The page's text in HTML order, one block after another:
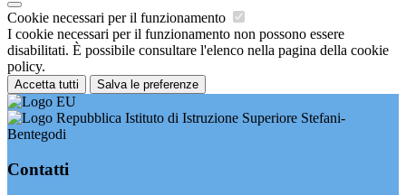
Cookie necessari per il funzionamento
I cookie necessari per il funzionamento non possono essere
disabilitati. È possibile consultare l'elenco nella pagina della cookie
policy.
Accetta tutti Salva le preferenze
Istituto di Istruzione Superiore Stefani-
Bentegodi
Contatti